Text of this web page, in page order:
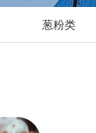
葱粉类